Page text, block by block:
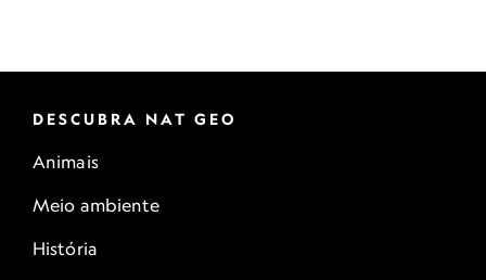
DESCUBRA NAT GEO
Animais
Meio ambiente
História